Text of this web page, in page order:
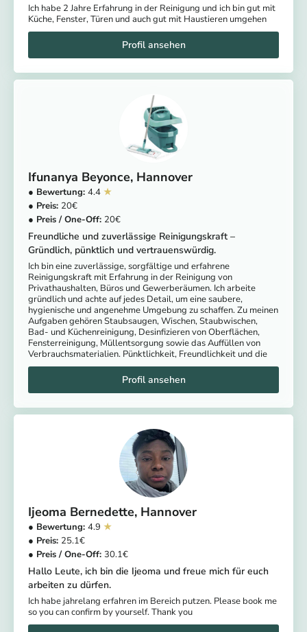
Ich habe 2 Jahre Erfahrung in der Reinigung und ich bin gut mit
Küche, Fenster, Türen und auch gut mit Haustieren umgehen
Ifunanya Beyonce Hannover
4.4
20
20
Freundliche und zuverlässige Reinigungskraft –
Gründlich, pünktlich und vertrauenswürdig.
Ich bin eine zuverlässige, sorgfältige und erfahrene
Reinigungskraft mit Erfahrung in der Reinigung von
Privathaushalten, Büros und Gewerberäumen. Ich arbeite
gründlich und achte auf jedes Detail, um eine saubere,
hygienische und angenehme Umgebung zu schaffen. Zu meinen
Aufgaben gehören Staubsaugen, Wischen, Staubwischen,
Bad- und Küchenreinigung, Desinfizieren von Oberflächen,
Fensterreinigung, Müllentsorgung sowie das Auffüllen von
Verbrauchsmaterialien. Pünktlichkeit, Freundlichkeit und die
Ijeoma Bernedette Hannover
4.9
25.1
30.1
Hallo Leute, ich bin die Ijeoma und freue mich für euch
arbeiten zu dürfen.
Ich habe jahrelang erfahren im Bereich putzen. Please book me
so you can confirm by yourself. Thank you